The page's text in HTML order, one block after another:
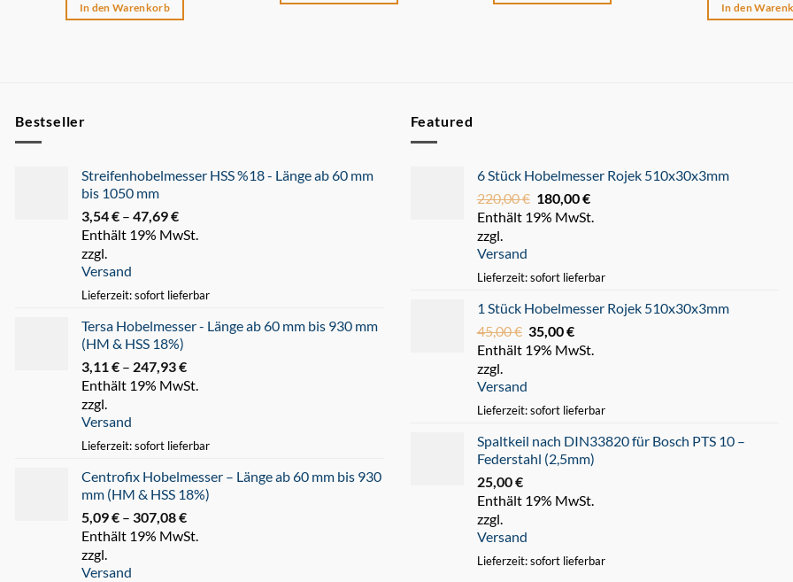
In den Warenkorb In den
Bestseller
Streifenhobelmesser HSS %18 - Länge ab 60 mm
bis 1050 mm
3,54€ – 47,69€
3,54 €
Enthält 19% MwSt.
zzgl.
Versand
Lieferzeit: sofort lieferbar
Tersa Hobelmesser - Länge ab 60 mm bis 930 mm
(HM & HSS 18%)
3,11€ – 247,93€
3,11 €
Enthält 19% MwSt.
zzgl.
Versand
Lieferzeit: sofort lieferbar
Centrofix Hobelmesser – Länge ab 60 mm bis 930
mm (HM & HSS 18%)
5,09€ – 307,08€
5,09 €
Enthält 19% MwSt.
zzgl.
Versand
Featured
6 Stück Hobelmesser Rojek 510x30x3mm
220,00€ Ursprünglicher
Preis
180,00€
Preis
Enthält 19% MwSt.
zzgl.
Versand
Lieferzeit: sofort lieferbar
1 Stück Hobelmesser Rojek 510x30x3mm
45,00€ Ursprünglicher
Preis
35,00€
Preis
Enthält 19% MwSt.
zzgl.
Versand
Lieferzeit: sofort lieferbar
Spaltkeil nach DIN33820 für Bosch PTS 10 –
Federstahl (2,5mm)
25,00€
Enthält 19% MwSt.
zzgl.
Versand
Lieferzeit: sofort lieferbar